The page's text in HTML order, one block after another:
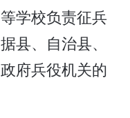
学校负责征兵
县、自治县、
府兵役机关的